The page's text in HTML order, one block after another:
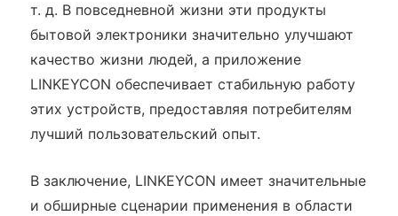
т. д. В повседневной жизни эти продукты
бытовой электроники значительно улучшают
качество жизни людей, а приложение
LINKEYCON обеспечивает стабильную работу
этих устройств, предоставляя потребителям
лучший пользовательский опыт.
В заключение, LINKEYCON имеет значительные
и обширные сценарии применения в области